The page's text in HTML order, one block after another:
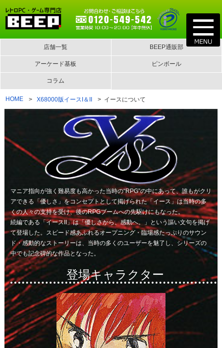
店舗一覧 BEEP通販部
アーケード基板 ピンボール
コラム
HOME X68000版イースI＆II イースについて
マニア指向が強く難易度も高かった当時の“RPG”の中にあって、誰もがクリ
アできる「優しさ」をコンセプトとして掲げられた「イース」は当時の多
くの人々の支持を受け、後のRPGブームへの先駆けにもなった。
続編である「イースII」は「優しさから、感動へ。」という謳い文句を掲げ
て登場した。スピード感あふれるオープニング・臨場感たっぷりのサウン
ド・感動的なストーリーは、当時の多くのユーザーを魅了し、シリーズの
中でも記念碑的な作品となった。
登場キャラクター